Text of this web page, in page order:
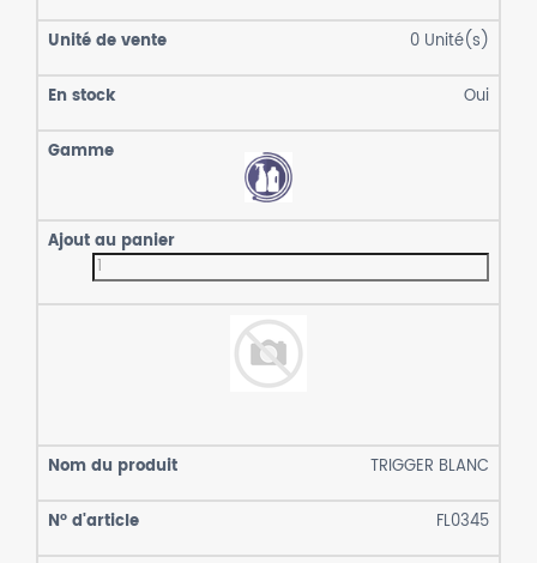
0 Unité(s)
Oui
TRIGGER BLANC
FL0345